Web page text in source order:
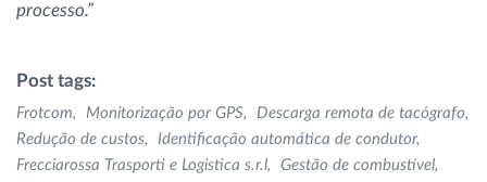
processo.”
Post tags:
Frotcom Monitorização por GPS
Descarga remota de tacógrafo
Redução de custos
Identificação automática de condutor
Frecciarossa Trasporti e Logistica s.r.l
Gestão de combustível